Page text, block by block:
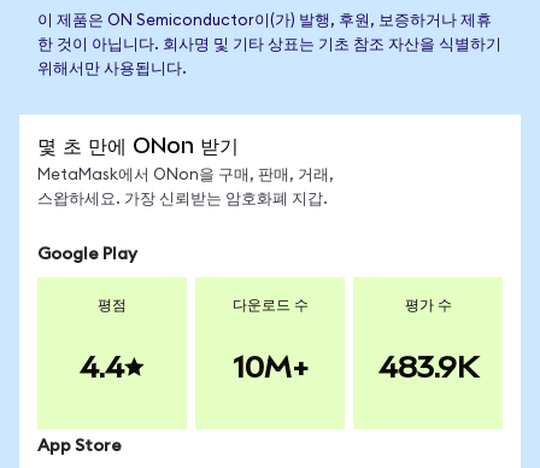
이 제품은 ON Semiconductor이(가) 발행, 후원, 보증하거나 제휴
한 것이 아닙니다. 회사명 및 기타 상표는 기초 참조 자산을 식별하기
위해서만 사용됩니다.
몇 초 만에 ONon 받기
MetaMask에서 ONon을 구매, 판매, 거래,
스왑하세요. 가장 신뢰받는 암호화폐 지갑.
Google Play
평점
4.4
다운로드 수
10M+
평가 수
483.9K
App Store